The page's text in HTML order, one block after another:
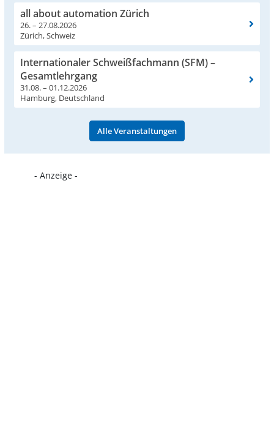
all about automation Zürich
26. – 27.08.2026
Zürich, Schweiz
Internationaler Schweißfachmann (SFM) –
Gesamtlehrgang
31.08. – 01.12.2026
Hamburg, Deutschland
Alle Veranstaltungen
- Anzeige -